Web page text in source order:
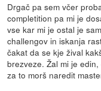
Drgač pa sem včer
completition pa mi je
vse kar mi je ostal je
challengov in iskanja
čakat da se kje žival
brezveze. Žal mi je
za to morš naredit